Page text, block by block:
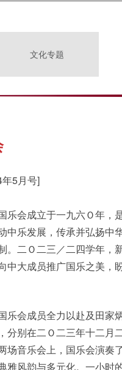
文化专题
5月号]
乐会成立于一九六Ｏ年，
中乐发展，传承并弘扬中
。二Ｏ二三／二四学年，
中大成员推广国乐之美，
乐会成员全力以赴及田家
分别在二Ｏ二三年十二月
场音乐会上，国乐会演奏
雅风韵与多元化。一小时